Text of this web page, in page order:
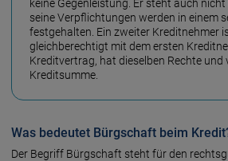
keine Gegenleistung. Er steht auch
seine Verpflichtungen werden in einem
festgehalten. Ein zweiter Kreditnehmer
gleichberechtigt mit dem ersten
Kreditvertrag, hat dieselben Rechte
Kreditsumme.
Was bedeutet Bürgschaft beim
Der Begriff Bürgschaft steht für den